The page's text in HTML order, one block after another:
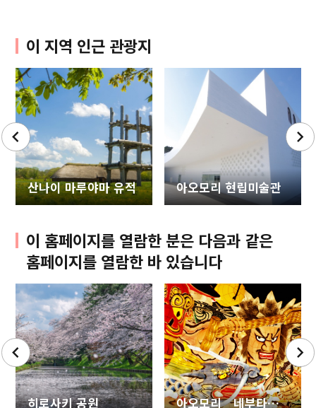
이 지역 인근 관광지
산나이 마루야마 유적 아오모리 현립미술관
이 홈페이지를 열람한 분은 다음과 같은
홈페이지를 열람한 바 있습니다
히로사키 공원 아오모리 네부타축제